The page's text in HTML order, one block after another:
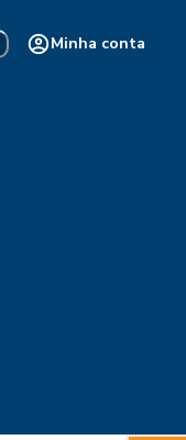
Minha conta